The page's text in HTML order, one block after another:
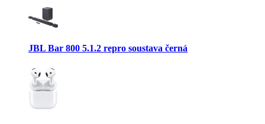
JBL Bar 800 5.1.2 repro soustava černá